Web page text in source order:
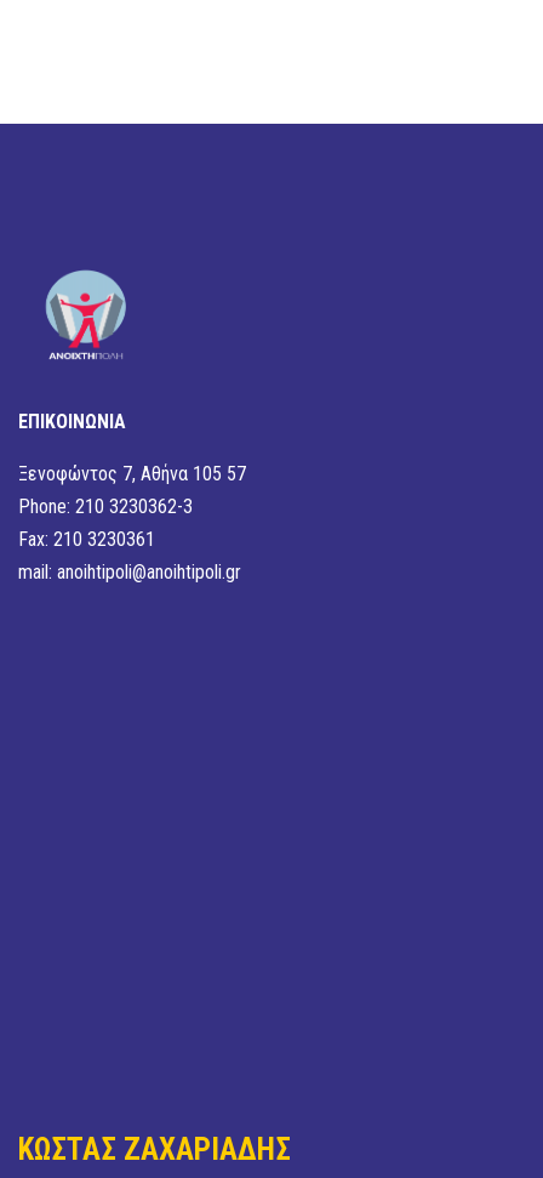
ΕΠΙΚΟΙΝΩΝΙΑ
Ξενοφώντος 7, Αθήνα 105 57
Phone: 210 3230362-3
Fax: 210 3230361
mail: anoihtipoli@anoihtipoli.gr
ΚΩΣΤΑΣ ΖΑΧΑΡΙΑΔΗΣ